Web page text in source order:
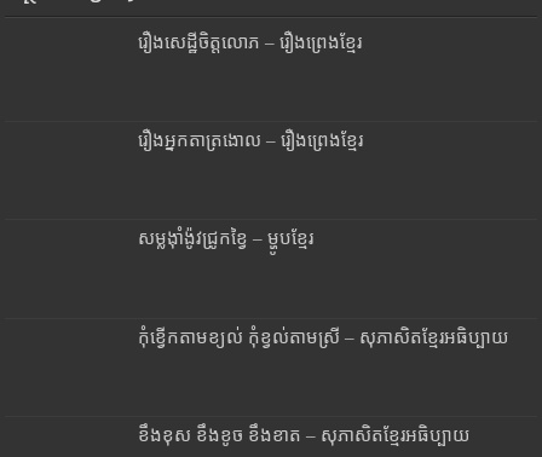
រឿងសេដ្ឋីចិត្តលោភ – រឿងព្រេងខ្មែរ
រឿងអ្នកតាត្រងោល – រឿងព្រេងខ្មែរ
សម្លង៉ាំង៉ូវជ្រូកខ្វៃ – ម្ហូបខ្មែរ
កុំខ្វើកតាមខ្យល់ កុំខ្វល់តាមស្រី – សុភាសិតខ្មែរអធិប្បាយ
ខឹងខុស ខឹងខូច ខឹងខាត – សុភាសិតខ្មែរអធិប្បាយ